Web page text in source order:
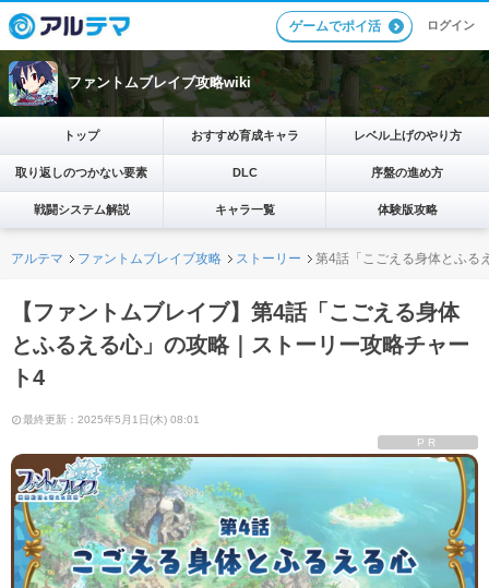
ゲームでポイ活 ログイン
ファントムブレイブ攻略wiki
トップ おすすめ育成キャラ レベル上げのやり方
取り返しのつかない要素 DLC 序盤の進め方
戦闘システム解説 キャラ一覧 体験版攻略
アルテマ ファントムブレイブ攻略 ストーリー 第4話「こごえる身体とふる
【ファントムブレイブ】第4話「こごえる身体
とふるえる心」の攻略｜ストーリー攻略チャー
ト4
最終更新：2025年5月1日(木) 08:01
PR